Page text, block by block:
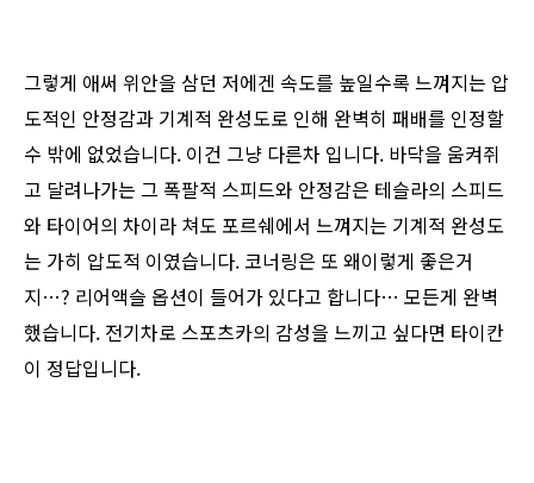
그렇게 애써 위안을 삼던 저에겐 속도를 높일수록 느껴지는 압
도적인 안정감과 기계적 완성도로 인해 완벽히 패배를 인정할
수 밖에 없었습니다. 이건 그냥 다른차 입니다. 바닥을 움켜쥐
고 달려나가는 그 폭팔적 스피드와 안정감은 테슬라의 스피드
와 타이어의 차이라 쳐도 포르쉐에서 느껴지는 기계적 완성도
는 가히 압도적 이였습니다. 코너링은 또 왜이렇게 좋은거
지…? 리어액슬 옵션이 들어가 있다고 합니다… 모든게 완벽
했습니다. 전기차로 스포츠카의 감성을 느끼고 싶다면 타이칸
이 정답입니다.